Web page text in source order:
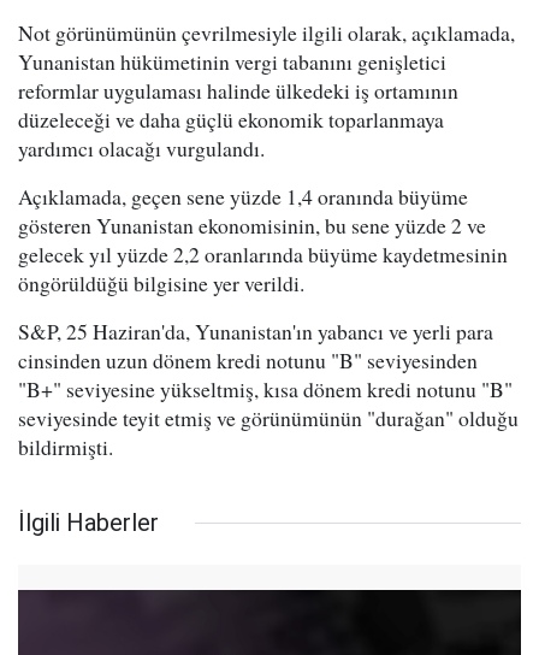
Not görünümünün çevrilmesiyle ilgili olarak, açıklamada,
Yunanistan hükümetinin vergi tabanını genişletici
reformlar uygulaması halinde ülkedeki iş ortamının
düzeleceği ve daha güçlü ekonomik toparlanmaya
yardımcı olacağı vurgulandı.
Açıklamada, geçen sene yüzde 1,4 oranında büyüme
gösteren Yunanistan ekonomisinin, bu sene yüzde 2 ve
gelecek yıl yüzde 2,2 oranlarında büyüme kaydetmesinin
öngörüldüğü bilgisine yer verildi.
S&P, 25 Haziran'da, Yunanistan'ın yabancı ve yerli para
cinsinden uzun dönem kredi notunu "B" seviyesinden
"B+" seviyesine yükseltmiş, kısa dönem kredi notunu "B"
seviyesinde teyit etmiş ve görünümünün "durağan" olduğu
bildirmişti.
İlgili Haberler